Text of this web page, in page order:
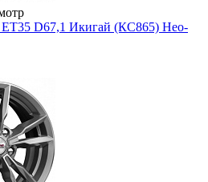
ET35 D67,1 Икигай (КС865) Нео-